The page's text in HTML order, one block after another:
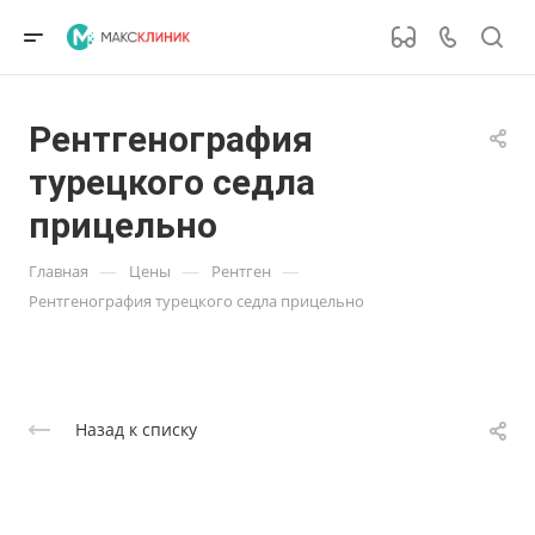
Рентгенография
турецкого седла
прицельно
Главная — Цены — Рентген —
Рентгенография турецкого седла прицельно
Назад к списку